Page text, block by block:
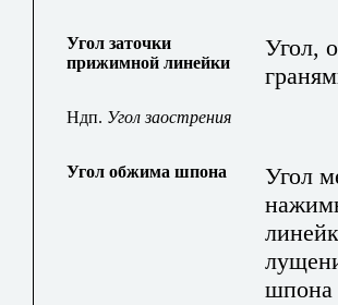
Угол заточки
прижимной линейки
Угол,
Ндп. Угол заострения
Угол обжима шпона
Угол
шпона